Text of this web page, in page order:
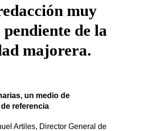
muy
de la
majorera.
un medio de
referencia
Artiles, Director General de